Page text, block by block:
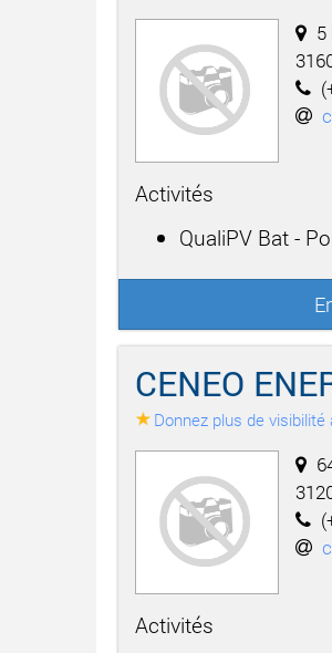
5
Activités
QualiPV Bat -
CENEO
Donnez plus de
Activités